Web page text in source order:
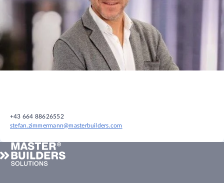
+43 664 88626552
stefan.zimmermann@masterbuilders.com